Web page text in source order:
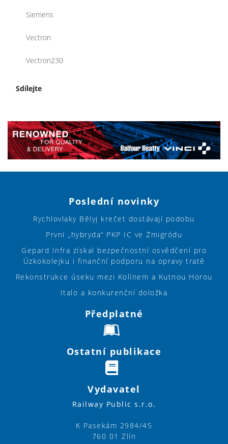
Siemens
Vectron
Vectron230
Sdílejte
Poslední novinky
Rychlovlaky Bělyj krečet dostávají podobu
První „hybryda“ PKP IC ve Żmigródu
Gepard Infra získal bezpečnostní osvědčení pro
Úzkokolejku i finanční podporu na opravy tratě
Rekonstrukce úseku mezi Kolínem a Kutnou Horou
Italo a konkurenční doložka
Předplatné
Ostatní publikace
Vydavatel
Railway Public s.r.o.
K Pasekám 2984/45
760 01 Zlín